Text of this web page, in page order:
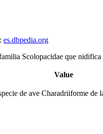
es.dbpedia.org
Scolopacidae que
Value
de ave Charadriiforme